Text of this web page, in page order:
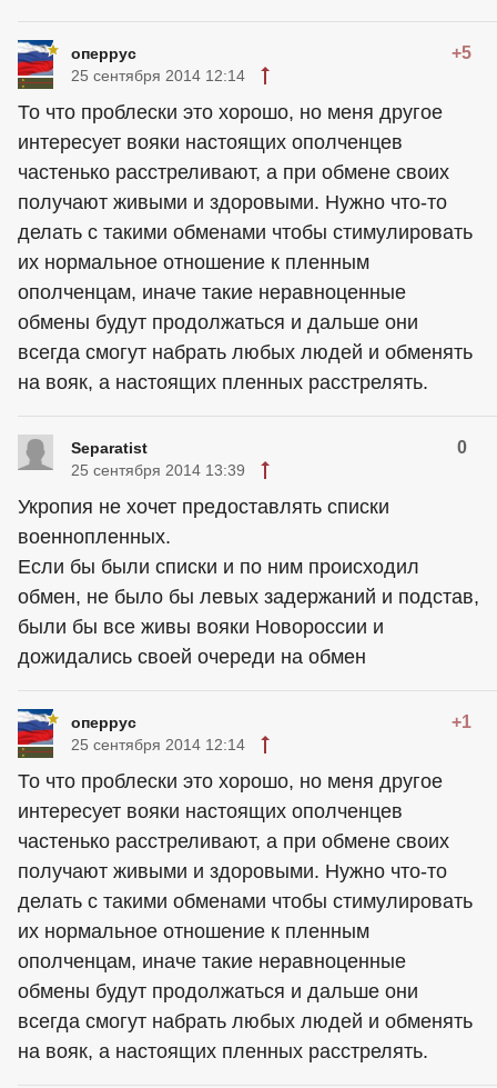
оперрус +5
25 сентября 2014 12:14
То что проблески это хорошо, но меня другое
интересует вояки настоящих ополченцев
частенько расстреливают, а при обмене своих
получают живыми и здоровыми. Нужно что-то
делать с такими обменами чтобы стимулировать
их нормальное отношение к пленным
ополченцам, иначе такие неравноценные
обмены будут продолжаться и дальше они
всегда смогут набрать любых людей и обменять
на вояк, а настоящих пленных расстрелять.
Separatist 0
25 сентября 2014 13:39
Укропия не хочет предоставлять списки
военнопленных.
Если бы были списки и по ним происходил
обмен, не было бы левых задержаний и подстав,
были бы все живы вояки Новороссии и
дожидались своей очереди на обмен
оперрус +1
25 сентября 2014 12:14
То что проблески это хорошо, но меня другое
интересует вояки настоящих ополченцев
частенько расстреливают, а при обмене своих
получают живыми и здоровыми. Нужно что-то
делать с такими обменами чтобы стимулировать
их нормальное отношение к пленным
ополченцам, иначе такие неравноценные
обмены будут продолжаться и дальше они
всегда смогут набрать любых людей и обменять
на вояк, а настоящих пленных расстрелять.